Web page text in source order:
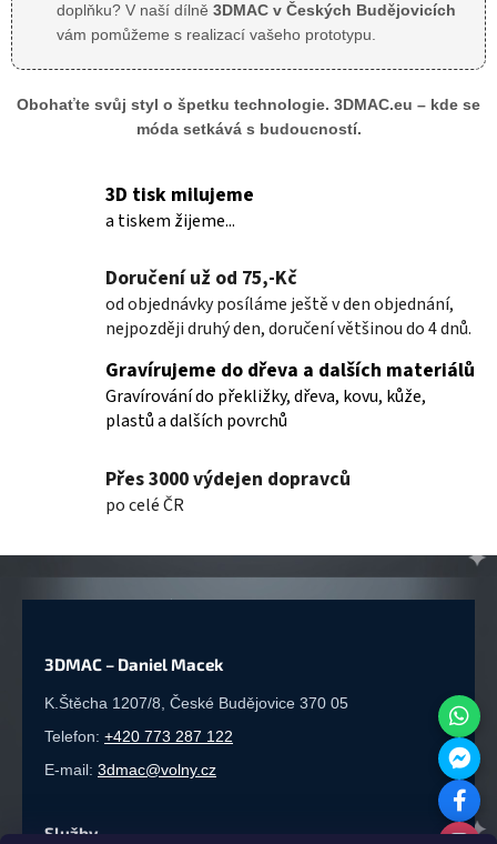
doplňku? V naší dílně 3DMAC v Českých Budějovicích
vám pomůžeme s realizací vašeho prototypu.
Obohaťte svůj styl o špetku technologie. 3DMAC.eu – kde se
móda setkává s budoucností.
3D tisk milujeme
a tiskem žijeme...
Doručení už od 75,-Kč
od objednávky posíláme ještě v den objednání,
nejpozději druhý den, doručení většinou do 4 dnů.
Gravírujeme do dřeva a dalších materiálů
Gravírování do překližky, dřeva, kovu, kůže,
plastů a dalších povrchů
Přes 3000 výdejen dopravců
po celé ČR
3DMAC – Daniel Macek
K.Štěcha 1207/8, České Budějovice 370 05
Telefon: +420 773 287 122
E-mail: 3dmac@volny.cz
Služby